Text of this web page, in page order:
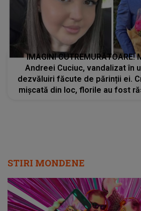
IMAGINI CUTREMURĂTOARE!
Andreei Cuciuc, vandalizat în
dezvăluiri făcute de părinții ei.
mișcată din loc, florile au fost
STIRI MONDENE